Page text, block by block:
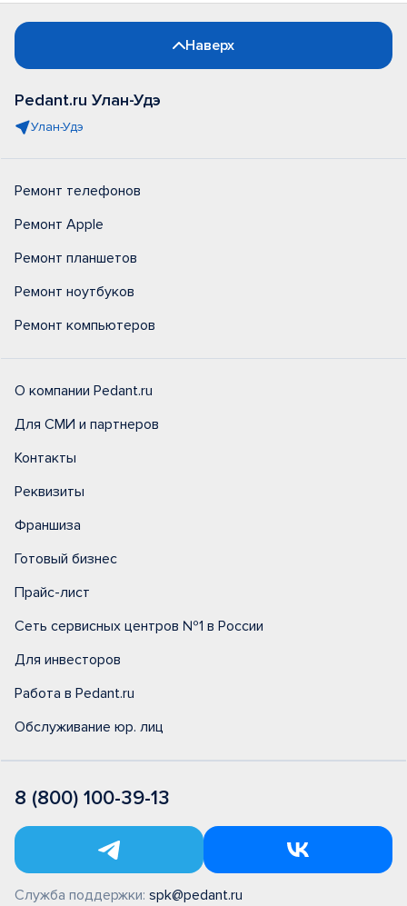
Наверх
Pedant.ru Улан-Удэ
Улан-Удэ
Ремонт телефонов
Ремонт Apple
Ремонт планшетов
Ремонт ноутбуков
Ремонт компьютеров
О компании Pedant.ru
Для СМИ и партнеров
Контакты
Реквизиты
Франшиза
Готовый бизнес
Прайс-лист
Сеть сервисных центров №1 в России
Для инвесторов
Работа в Pedant.ru
Обслуживание юр. лиц
8 (800) 100-39-13
Служба поддержки: spk@pedant.ru